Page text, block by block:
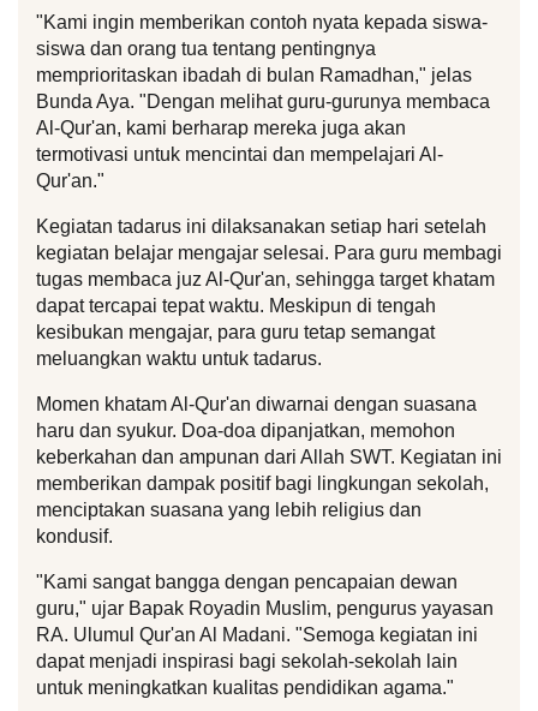
"Kami ingin memberikan contoh nyata kepada siswa-
siswa dan orang tua tentang pentingnya
memprioritaskan ibadah di bulan Ramadhan," jelas
Bunda Aya. "Dengan melihat guru-gurunya membaca
Al-Qur'an, kami berharap mereka juga akan
termotivasi untuk mencintai dan mempelajari Al-
Qur'an."
Kegiatan tadarus ini dilaksanakan setiap hari setelah
kegiatan belajar mengajar selesai. Para guru membagi
tugas membaca juz Al-Qur'an, sehingga target khatam
dapat tercapai tepat waktu. Meskipun di tengah
kesibukan mengajar, para guru tetap semangat
meluangkan waktu untuk tadarus.
Momen khatam Al-Qur'an diwarnai dengan suasana
haru dan syukur. Doa-doa dipanjatkan, memohon
keberkahan dan ampunan dari Allah SWT. Kegiatan ini
memberikan dampak positif bagi lingkungan sekolah,
menciptakan suasana yang lebih religius dan
kondusif.
"Kami sangat bangga dengan pencapaian dewan
guru," ujar Bapak Royadin Muslim, pengurus yayasan
RA. Ulumul Qur'an Al Madani. "Semoga kegiatan ini
dapat menjadi inspirasi bagi sekolah-sekolah lain
untuk meningkatkan kualitas pendidikan agama."